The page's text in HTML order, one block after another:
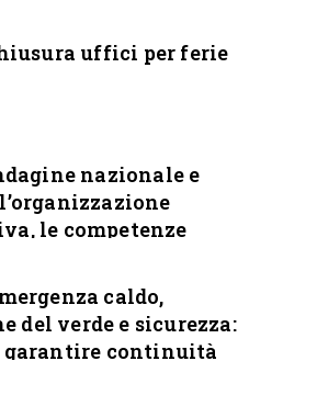
uffici per ferie
nazionale e
le competenze
i modelli di gestione
italiani
caldo,
del verde e sicurezza:
garantire continuità